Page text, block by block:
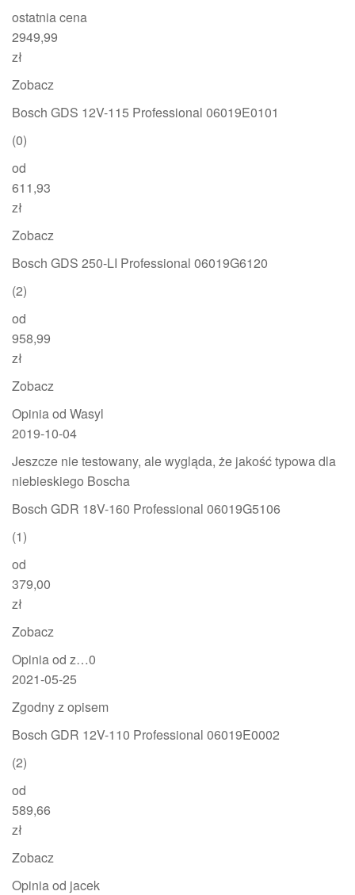
ostatnia cena
2949,99
zł
Zobacz
Bosch GDS 12V-115 Professional 06019E0101
(0)
od
611,93
zł
Zobacz
Bosch GDS 250-LI Professional 06019G6120
(2)
od
958,99
zł
Zobacz
Opinia od Wasyl
2019-10-04
Jeszcze nie testowany, ale wygląda, że jakość typowa dla
niebieskiego Boscha
Bosch GDR 18V-160 Professional 06019G5106
(1)
od
379,00
zł
Zobacz
Opinia od z…0
2021-05-25
Zgodny z opisem
Bosch GDR 12V-110 Professional 06019E0002
(2)
od
589,66
zł
Zobacz
Opinia od jacek